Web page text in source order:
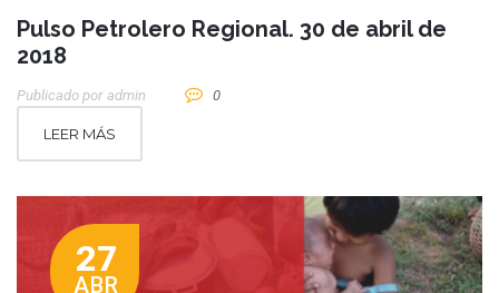
Pulso Petrolero Regional. 30 de abril de
2018
Publicado por Admin 0
LEER MÁS
27
ABR